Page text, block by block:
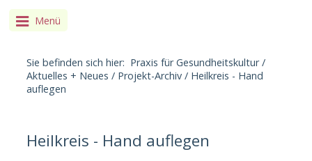
Menü
Sie befinden sich hier: Praxis für Gesundheitskultur /
Aktuelles + Neues / Projekt-Archiv / Heilkreis - Hand
auflegen
Heilkreis - Hand auflegen